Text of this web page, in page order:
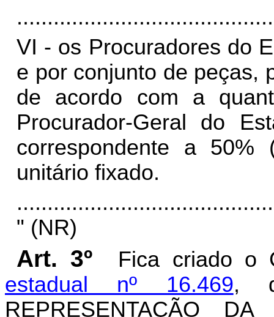
VI - os Procuradores do
e por conjunto de peças,
de acordo com a
Procurador-Geral do
correspondente a 50%
unitário fixado.
" (NR)
Art. 3º
Fica criado
estadual nº 16.469,
REPRESENTAÇÃO DA